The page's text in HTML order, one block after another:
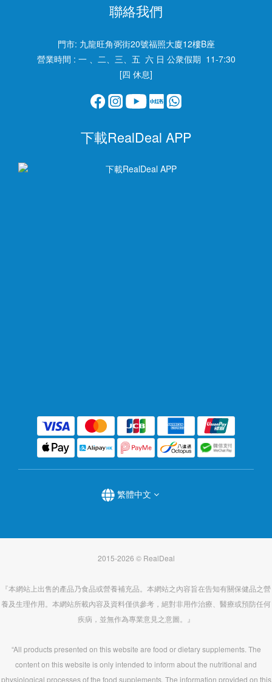
聯絡我們
門市: 九龍旺角弼街20號福照大廈12樓B座
營業時間 : 一 、二、三、五 六 日 公衆假期 11-7:30
[四 休息]
下載RealDeal APP
繁體中文
2015-2026 © RealDeal
『本網站上出售的產品乃食品或營養補充品。本網站之內容旨在告知有關保健品之營
養及生理作用。本網站所載內容及資料僅供參考，絕對非用作治療、醫療或預防任何
疾病，並無作為專業意見之意圖。』
“All products presented on this website are food or dietary supplements. The
content on this website is only intended to inform about the nutritional and
physiological processes of the food supplements. The information provided on this